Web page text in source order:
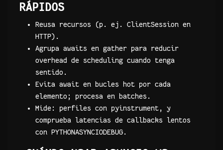
RÁPIDOS
Reusa recursos (p. ej. ClientSession en
HTTP).
Agrupa awaits en gather para reducir
overhead de scheduling cuando tenga
sentido.
Evita await en bucles hot por cada
elemento; procesa en batches.
Mide: perfiles con pyinstrument, y
comprueba latencias de callbacks lentos
con PYTHONASYNCIODEBUG.